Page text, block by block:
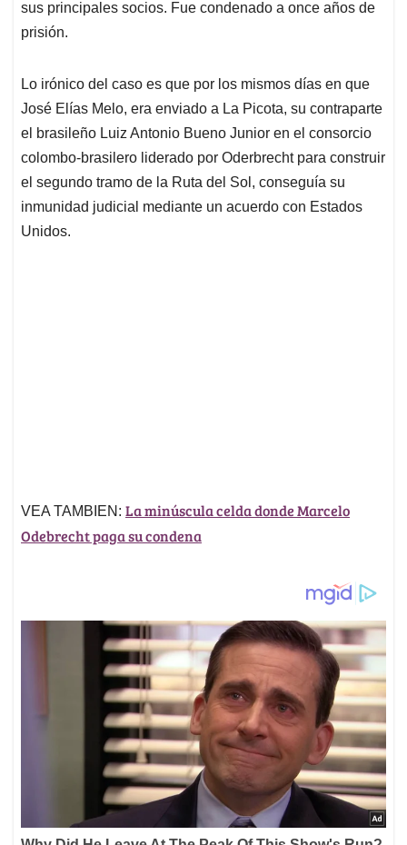
sus principales socios. Fue condenado a once años de
prisión.
Lo irónico del caso es que por los mismos días en que
José Elías Melo, era enviado a La Picota, su contraparte
el brasileño Luiz Antonio Bueno Junior en el consorcio
colombo-brasilero liderado por Oderbrecht para construir
el segundo tramo de la Ruta del Sol, conseguía su
inmunidad judicial mediante un acuerdo con Estados
Unidos.
VEA TAMBIEN: La minúscula celda donde Marcelo
Odebrecht paga su condena